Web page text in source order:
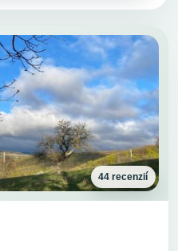
44 recenzií